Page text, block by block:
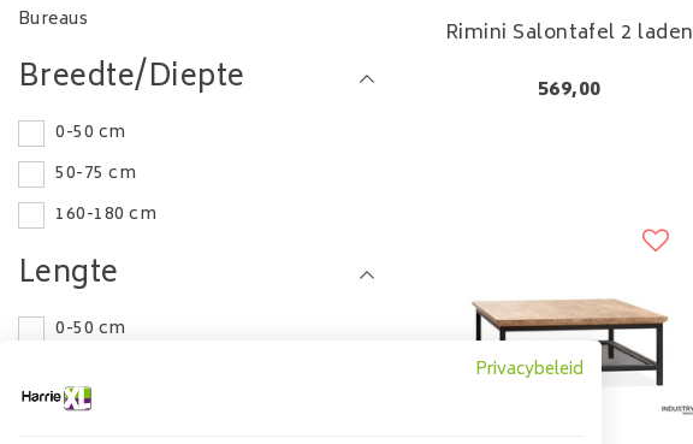
Bureaus
Breedte/Diepte
0-50 cm
50-75 cm
160-180 cm
Lengte
0-50 cm
140-160 cm
Rimini Salontafel 2 laden
569,00
Privacybeleid